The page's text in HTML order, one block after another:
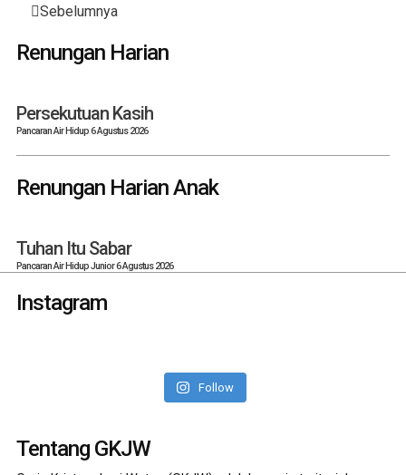
Post
navigation
Sebelumnya
Renungan Harian
Persekutuan Kasih
Pancaran Air Hidup 6 Agustus 2026
Renungan Harian Anak
Tuhan Itu Sabar
Pancaran Air Hidup Junior 6 Agustus 2026
Instagram
Follow
Tentang GKJW